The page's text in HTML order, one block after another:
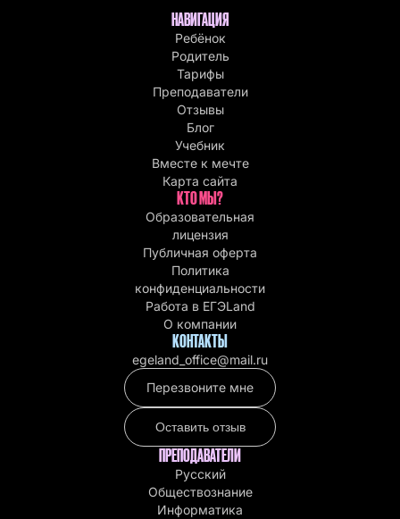
НАВИГАЦИЯ
Ребёнок
Родитель
Тарифы
Преподаватели
Отзывы
Блог
Учебник
Вместе к мечте
Карта сайта
КТО МЫ?
Образовательная
лицензия
Публичная оферта
Политика
конфиденциальности
Работа в EГЭLand
О компании
КОНТАКТЫ
egeland_office@mail.ru
Перезвоните мне
Оставить отзыв
ПРЕПОДАВАТЕЛИ
Русский
Обществознание
Информатика